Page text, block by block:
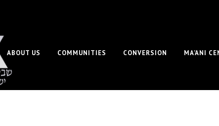
ABOUT US COMMUNITIES CONVERSION MA’ANI